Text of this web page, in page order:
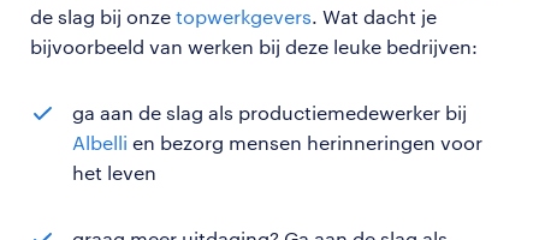
de slag bij onze topwerkgevers. Wat dacht je
bijvoorbeeld van werken bij deze leuke bedrijven:
ga aan de slag als productiemedewerker bij
Albelli en bezorg mensen herinneringen voor
het leven